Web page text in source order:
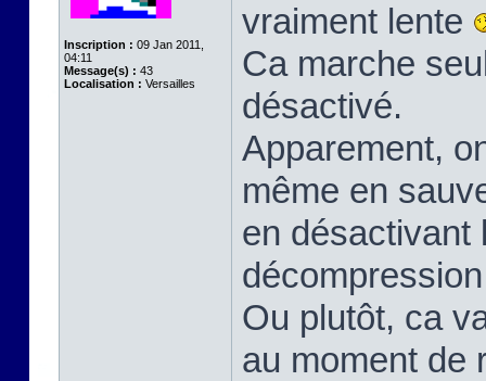
Inscription : 09 Jan 2011,
04:11
Message(s) : 43
Localisation : Versailles
vraiment lente
Ca marche
désactivé.
Apparement,
même en
en désactivant
Ou plutôt, ca
au moment de